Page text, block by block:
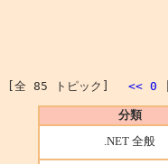
[全 85 トピック] << 0
分類
.NET 全般